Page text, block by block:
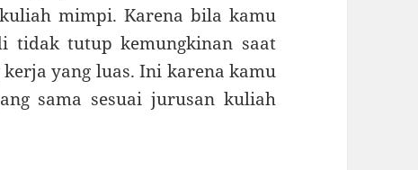
mimpi. Karena bila kamu
tidak tutup kemungkinan saat
yang luas. Ini karena kamu
sama sesuai jurusan kuliah